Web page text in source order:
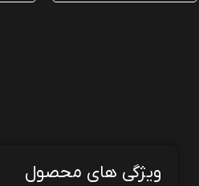
ویژگی های محصول